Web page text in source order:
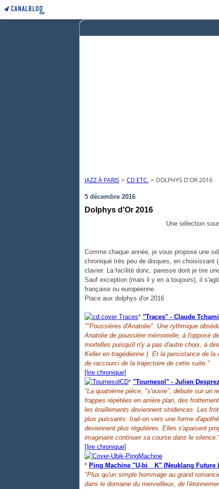
JAZZ À PARIS > CD ETC. > DOLPHYS D'OR 2016
5 décembre 2016
Dolphys d'Or 2016
Une sélection
Comme chaque année, je vous propose une
chroniqué très peu de disques, en choisissant
clavier. La facilité donc, paresse dont je tire
Sauf exception (mais il y en a toujours), il
française ou européenne.
Place aux dolphys d'or 2016
* "Traces" - Claude
""Poussières d'Anatolie". Une rythmique
Anatolie de poussière mémorielle, à l'opposé
mortelles puisqu'il n'y a pas d'autre choix, à
Keller en tragédienne ). Et la persistance de
de raccourci de la trajectoire de cette suite. "
[lire chronique]
* "Tournesol" - Julien
"La quatrième pièce, "s'ouvre", débute sur un
frappes répétées en arrière plan, des
les éraillements deviennent stridences. Les
plus puissants. Irait-on vers une forme
deviennent plus régulières. Elles s'apaisent
imaginaire continuer sa course dans le
[lire chronique]
* Ping Machine "U-bi__K" (Neuklang Future
"Plus qu'un simple hommage au grand
dans le domaine du merveilleux, de